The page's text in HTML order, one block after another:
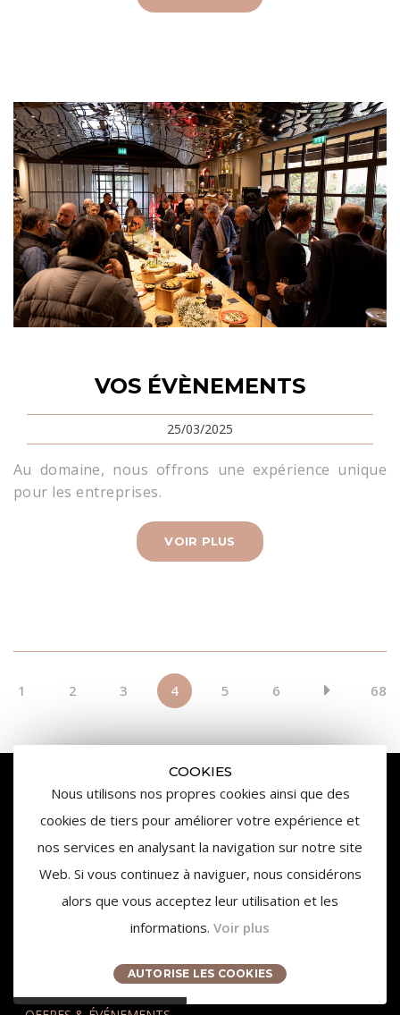
VOS ÉVÈNEMENTS
25/03/2025
Au domaine, nous offrons une expérience unique
pour les entreprises.
VOIR PLUS
1 2 3 4 5 6 68
COOKIES
Nous utilisons nos propres cookies ainsi que des
cookies de tiers pour améliorer votre expérience et
nos services en analysant la navigation sur notre site
Web. Si vous continuez à naviguer, nous considérons
alors que vous acceptez leur utilisation et les
informations. Voir plus
AUTORISE LES COOKIES
3959 Route des Pinchinats
contact@chateaudelagaude.com
+33 (0)4 84 930 930